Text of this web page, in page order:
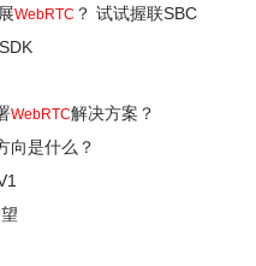
WebRTC ？ 试试握联SBC
WebRTC解决方案？
向是什么？